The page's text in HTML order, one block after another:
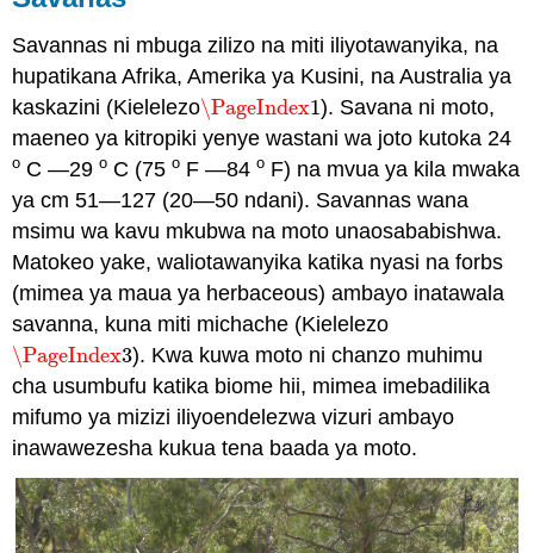
Savannas ni mbuga zilizo na miti iliyotawanyika, na
hupatikana Afrika, Amerika ya Kusini, na Australia ya
kaskazini (Kielelezo\PageIndex1
\PageIndex1). Savana ni moto,
maeneo ya kitropiki yenye wastani wa joto kutoka 24
o C —29o C (75o F —84o F) na mvua ya kila mwaka
ya cm 51—127 (20—50 ndani). Savannas wana
msimu wa kavu mkubwa na moto unaosababishwa.
Matokeo yake, waliotawanyika katika nyasi na forbs
(mimea ya maua ya herbaceous) ambayo inatawala
savanna, kuna miti michache (Kielelezo
\PageIndex3
\PageIndex3). Kwa kuwa moto ni chanzo muhimu
cha usumbufu katika biome hii, mimea imebadilika
mifumo ya mizizi iliyoendelezwa vizuri ambayo
inawawezesha kukua tena baada ya moto.